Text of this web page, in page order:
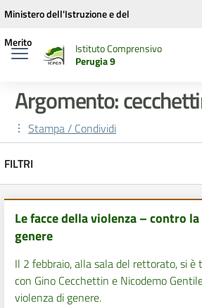
Vai ai contenuti
Vai al menu di navigazione
Vai al footer
Ministero dell'Istruzione e del
Merito
Istituto Comprensivo
Perugia 9
Argomento:
Stampa / Condividi
FILTRI
Le facce della violenza – contro
genere
Il 2 febbraio, alla sala del rettorato, si
con Gino Cecchettin e Nicodemo
violenza di genere.